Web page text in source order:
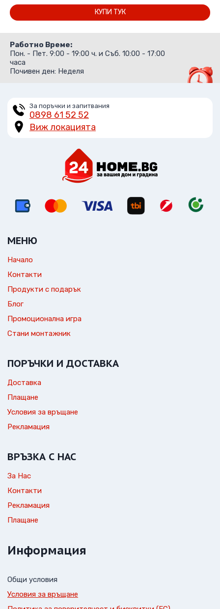
8,530.00 лв..
КУПИ ТУК
Работно Време:
Пон. - Пет. 9:00 - 19:00 ч. и Съб. 10:00 - 17:00
часа
Почивен ден: Неделя
За поръчки и запитвания
0898 61 52 52
Виж локацията
МЕНЮ
Начало
Контакти
Продукти с подарък
Блог
Промоционална игра
Стани монтажник
ПОРЪЧКИ И ДОСТАВКА
Доставка
Плащане
Условия за връщане
Рекламация
ВРЪЗКА С НАС
За Нас
Контакти
Рекламация
Плащане
Информация
Общи условия
Условия за връщане